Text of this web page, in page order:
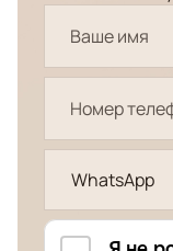
WhatsApp